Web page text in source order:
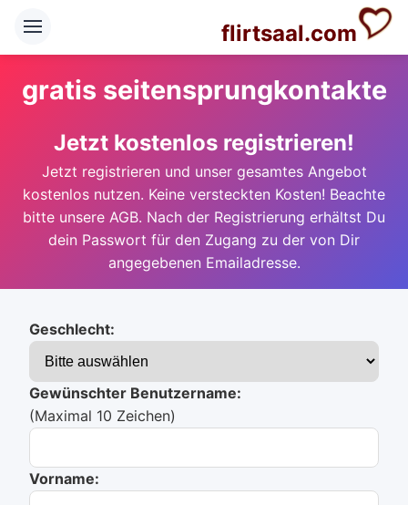
flirtsaal.com
gratis seitensprungkontakte
Jetzt kostenlos registrieren!
Jetzt registrieren und unser gesamtes Angebot
kostenlos nutzen. Keine versteckten Kosten! Beachte
bitte unsere AGB. Nach der Registrierung erhältst Du
dein Passwort für den Zugang zu der von Dir
angegebenen Emailadresse.
Geschlecht:
Gewünschter Benutzername:
(Maximal 10 Zeichen)
Vorname: